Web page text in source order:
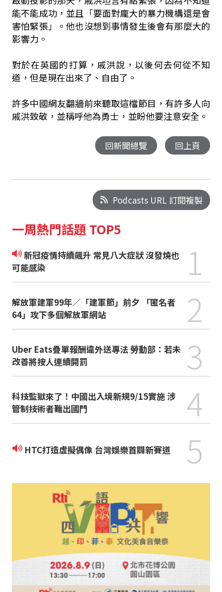
能不能成功，並且「要面對龐大的暴力機構還是會
害怕緊張」。他也沒想到事情發生後會有那麼大的
影響力。
對於在英國的打算，戚洪說，以後何去何從不知
道，但是現在出來了、自由了。
許多中國網友翻牆前來聽取這檔節目，有許多人向
戚洪致敬，並稱呼他為勇士，並盼他要注意安全。
回新聞總覽 回上頁
Podcasts URL 訂閱複製
一周熱門話題 TOP5
新冠疫情持續飆升 常見八大症狀 沒發燒也
可能感染
1
解放軍建軍99年／「建軍節」前夕 「匿名者
64」攻下多個解放軍網站
2
Uber Eats疊單報酬違外送專法 勞動部：若未
改善將按人連續開罰
3
科技監獄來了！中國出入境新規9/15實施 涉
管制技術者難出國門
4
HTC打造虛擬偶像 台灣娛樂首闢新賽道 5